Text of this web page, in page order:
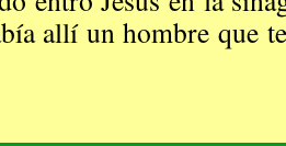
allí un hombre que